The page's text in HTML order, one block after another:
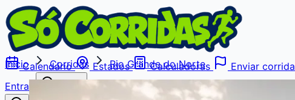
Calendário Estados Calculadoras
Enviar corrida
Entrar
Início Corridas Rio Grande do Norte